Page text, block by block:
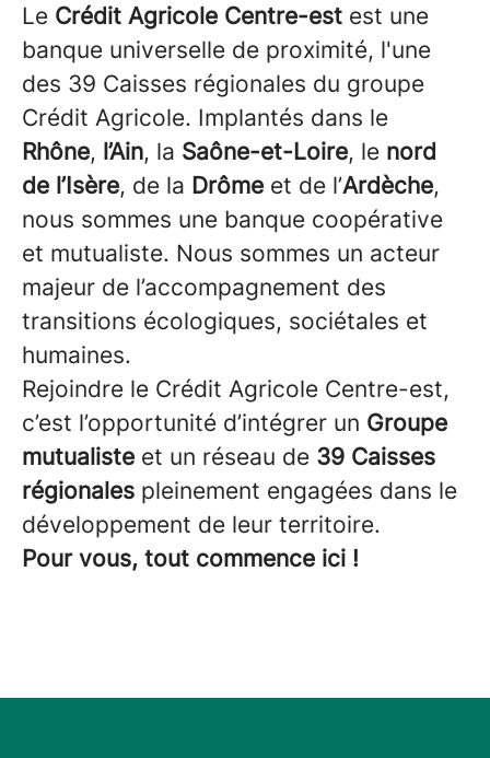
Le Crédit Agricole Centre-est est une
banque universelle de proximité, l'une
des 39 Caisses régionales du groupe
Crédit Agricole. Implantés dans le
Rhône, l’Ain, la Saône-et-Loire, le nord
de l’Isère, de la Drôme et de l’Ardèche,
nous sommes une banque coopérative
et mutualiste. Nous sommes un acteur
majeur de l’accompagnement des
transitions écologiques, sociétales et
humaines.
Rejoindre le Crédit Agricole Centre-est,
c’est l’opportunité d’intégrer un Groupe
mutualiste et un réseau de 39 Caisses
régionales pleinement engagées dans le
développement de leur territoire.
Pour vous, tout commence ici !